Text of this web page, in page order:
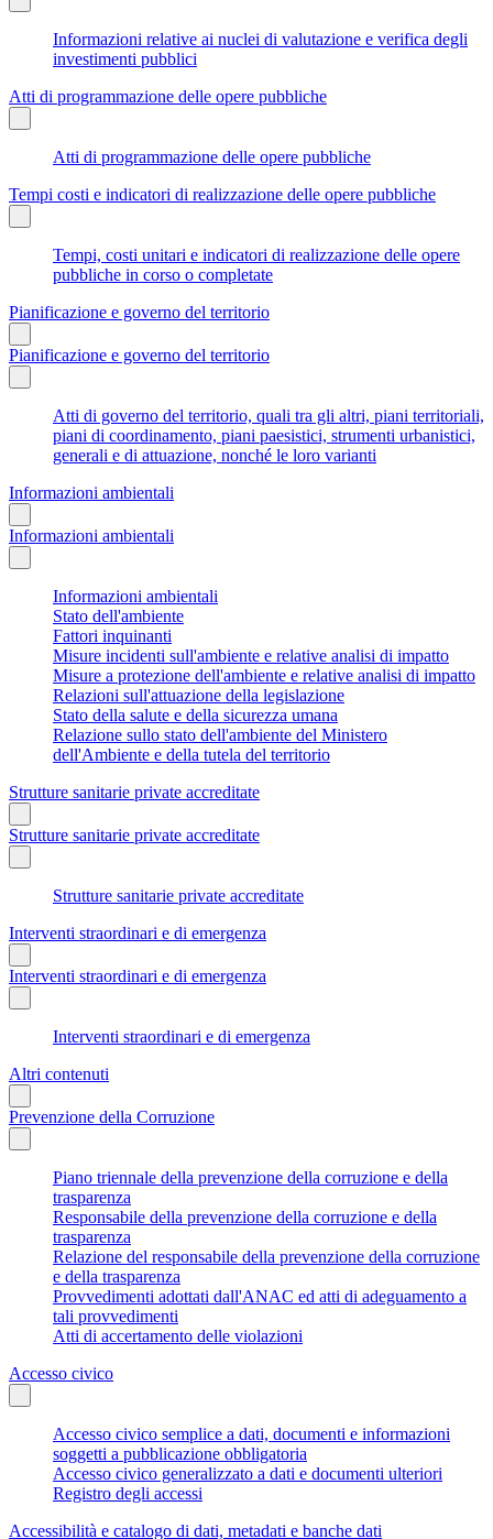
Informazioni relative ai nuclei di valutazione e verifica degli
investimenti pubblici
Atti di programmazione delle opere pubbliche
Atti di programmazione delle opere pubbliche
Tempi costi e indicatori di realizzazione delle opere pubbliche
Tempi, costi unitari e indicatori di realizzazione delle opere
pubbliche in corso o completate
Pianificazione e governo del territorio
Pianificazione e governo del territorio
Atti di governo del territorio, quali tra gli altri, piani territoriali,
piani di coordinamento, piani paesistici, strumenti urbanistici,
generali e di attuazione, nonché le loro varianti
Informazioni ambientali
Informazioni ambientali
Informazioni ambientali
Stato dell'ambiente
Fattori inquinanti
Misure incidenti sull'ambiente e relative analisi di impatto
Misure a protezione dell'ambiente e relative analisi di impatto
Relazioni sull'attuazione della legislazione
Stato della salute e della sicurezza umana
Relazione sullo stato dell'ambiente del Ministero
dell'Ambiente e della tutela del territorio
Strutture sanitarie private accreditate
Strutture sanitarie private accreditate
Strutture sanitarie private accreditate
Interventi straordinari e di emergenza
Interventi straordinari e di emergenza
Interventi straordinari e di emergenza
Altri contenuti
Prevenzione della Corruzione
Piano triennale della prevenzione della corruzione e della
trasparenza
Responsabile della prevenzione della corruzione e della
trasparenza
Relazione del responsabile della prevenzione della corruzione
e della trasparenza
Provvedimenti adottati dall'ANAC ed atti di adeguamento a
tali provvedimenti
Atti di accertamento delle violazioni
Accesso civico
Accesso civico semplice a dati, documenti e informazioni
soggetti a pubblicazione obbligatoria
Accesso civico generalizzato a dati e documenti ulteriori
Registro degli accessi
Accessibilità e catalogo di dati, metadati e banche dati